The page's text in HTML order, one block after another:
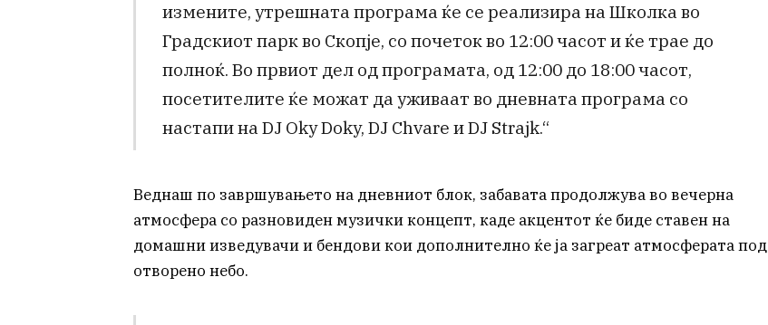
измените, утрешната програма ќе се реализира на Школка во
Градскиот парк во Скопје, со почеток во 12:00 часот и ќе трае до
полноќ. Во првиот дел од програмата, од 12:00 до 18:00 часот,
посетителите ќе можат да уживаат во дневната програма со
настапи на DJ Oky Doky, DJ Chvare и DJ Strajk.“
Веднаш по завршувањето на дневниот блок, забавата продолжува во вечерна
атмосфера со разновиден музички концепт, каде акцентот ќе биде ставен на
домашни изведувачи и бендови кои дополнително ќе ја загреат атмосферата под
отворено небо.